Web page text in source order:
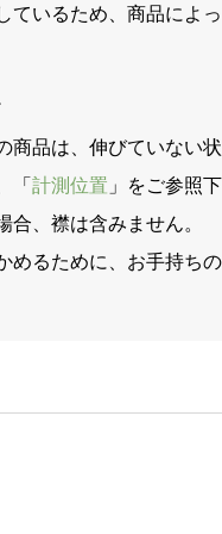
ているため、商品によ
商品は、伸びていない
「 計測位置 」をご参照下
合、襟は含みません。
めるために、お手持ち